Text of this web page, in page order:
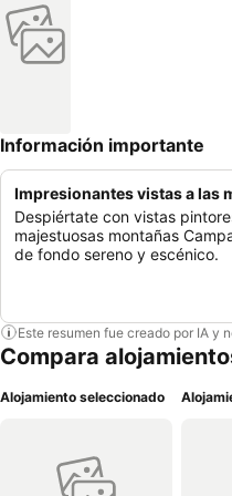
Información importante
Impresionantes vistas a las
Despiértate con vistas
majestuosas montañas
de fondo sereno y escénico.
Este resumen fue creado por IA y
Compara
Alojamiento seleccionado